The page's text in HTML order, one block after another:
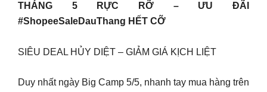
THÁNG 5 RỰC RỠ – ƯU ĐÃI
#ShopeeSaleDauThang HẾT CỠ
SIÊU DEAL HỦY DIỆT – GIẢM GIÁ KỊCH LIỆT
Duy nhất ngày Big Camp 5/5, nhanh tay mua hàng trên